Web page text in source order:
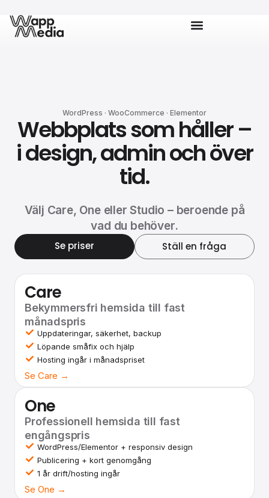
WordPress · WooCommerce · Elementor
Webbplats som håller –
i design, admin och över
tid.
Välj Care, One eller Studio – beroende på
vad du behöver.
Se priser Ställ en fråga
Care
Bekymmersfri hemsida till fast
månadspris
Uppdateringar, säkerhet, backup
Löpande småfix och hjälp
Hosting ingår i månadspriset
Se Care →
One
Professionell hemsida till fast
engångspris
WordPress/Elementor + responsiv design
Publicering + kort genomgång
1 år drift/hosting ingår
Se One →